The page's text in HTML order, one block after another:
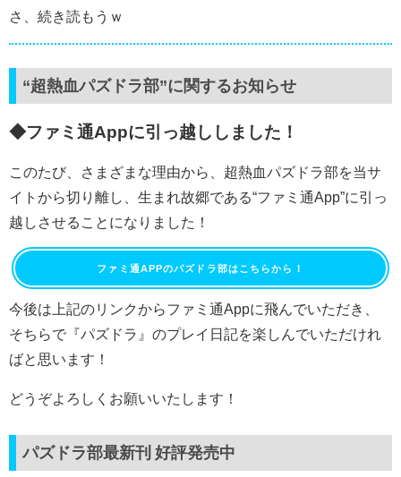
さ、続き読もうｗ
“超熱血パズドラ部”に関するお知らせ
◆ファミ通Appに引っ越ししました！
このたび、さまざまな理由から、超熱血パズドラ部を当サ
イトから切り離し、生まれ故郷である“ファミ通App”に引っ
越しさせることになりました！
ファミ通APPのパズドラ部はこちらから！
今後は上記のリンクからファミ通Appに飛んでいただき、
そちらで『パズドラ』のプレイ日記を楽しんでいただけれ
ばと思います！
どうぞよろしくお願いいたします！
パズドラ部最新刊 好評発売中